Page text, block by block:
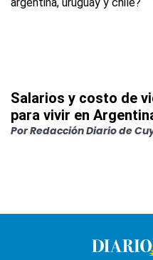
Salarios y costo de
para vivir en
PorRedacción Diario de